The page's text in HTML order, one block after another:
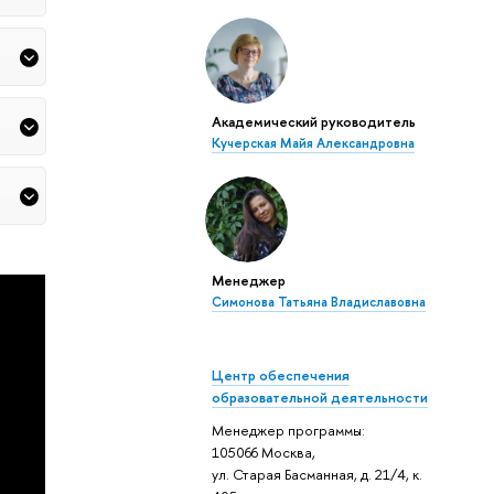
Академический руководитель
Кучерская Майя Александровна
Менеджер
Симонова Татьяна Владиславовна
Центр обеспечения
образовательной деятельности
Менеджер программы:
105066 Москва,
ул. Старая Басманная, д. 21/4, к.